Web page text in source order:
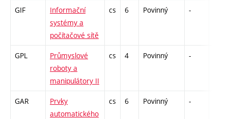
GIF
Informační
systémy a
počítačové sítě
cs 6 Povinný -
GPL
Průmyslové
roboty a
manipulátory II
cs 4 Povinný -
GAR
Prvky
automatického
cs 6 Povinný -